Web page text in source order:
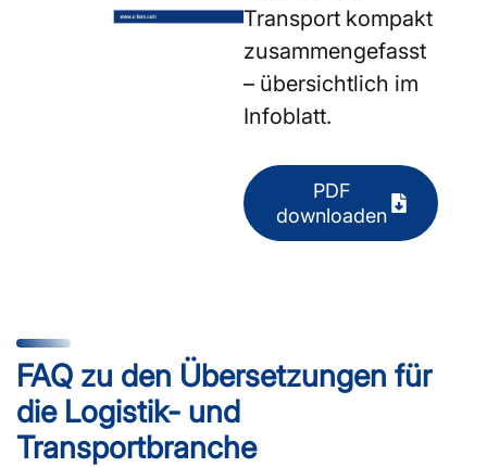
Transport kompakt
zusammengefasst
– übersichtlich im
Infoblatt.
PDF
downloaden
FAQ zu den Übersetzungen für
die Logistik- und
Transportbranche